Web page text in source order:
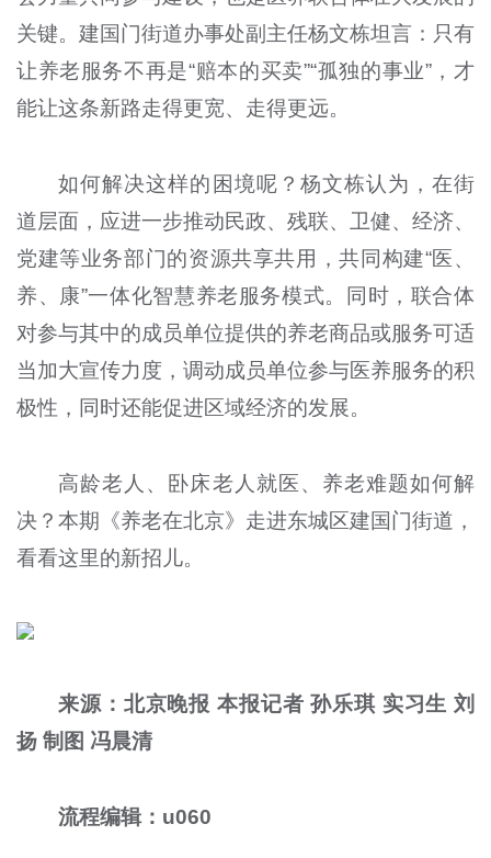
关键。建国门街道办事处副主任杨文栋坦言：只有
让养老服务不再是“赔本的买卖”“孤独的事业”，才
能让这条新路走得更宽、走得更远。
如何解决这样的困境呢？杨文栋认为，在街
道层面，应进一步推动民政、残联、卫健、经济、
党建等业务部门的资源共享共用，共同构建“医、
养、康”一体化智慧养老服务模式。同时，联合体
对参与其中的成员单位提供的养老商品或服务可适
当加大宣传力度，调动成员单位参与医养服务的积
极性，同时还能促进区域经济的发展。
高龄老人、卧床老人就医、养老难题如何解
决？本期《养老在北京》走进东城区建国门街道，
看看这里的新招儿。
来源：北京晚报 本报记者 孙乐琪 实习生 刘
扬 制图 冯晨清
流程编辑：u060